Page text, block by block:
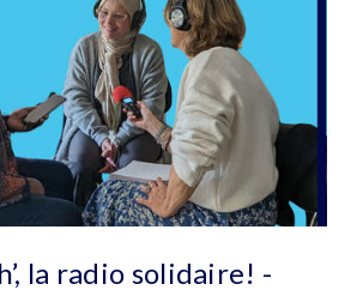
la radio solidaire! -